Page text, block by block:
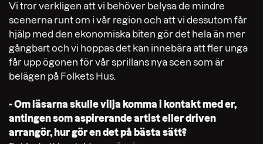
Vi tror verkligen att vi behöver belysa de mindre
scenerna runt om i vår region och att vi dessutom får
hjälp med den ekonomiska biten gör det hela än mer
gångbart och vi hoppas det kan innebära att fler unga
får upp ögonen för vår sprillans nya scen som är
belägen på Folkets Hus.
- Om läsarna skulle vilja komma i kontakt med er,
antingen som aspirerande artist eller driven
arrangör, hur gör en det på bästa sätt?